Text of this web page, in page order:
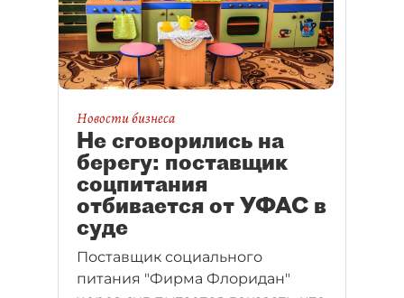
Новости бизнеса
Не сговорились на
берегу: поставщик
соцпитания
отбивается от УФАС в
суде
Поставщик социального
питания "Фирма Флоридан"